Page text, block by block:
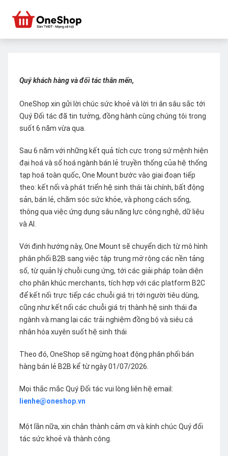
Quý khách hàng và đối tác thân mến,
OneShop xin gửi lời chúc sức khoẻ và lời tri ân sâu sắc tới
Quý Đối tác đã tin tưởng, đồng hành cùng chúng tôi trong
suốt 6 năm vừa qua.
Sau 6 năm với những kết quả tích cực trong sứ mệnh hiện
đại hoá và số hoá ngành bán lẻ truyền thống của hệ thống
tạp hoá toàn quốc, One Mount bước vào giai đoạn tiếp
theo: kết nối và phát triển hệ sinh thái tài chính, bất động
sản, bán lẻ, chăm sóc sức khỏe, và phong cách sống,
thông qua việc ứng dụng sâu năng lực công nghệ, dữ liệu
và AI.
Với định hướng này, One Mount sẽ chuyển dịch từ mô hình
phân phối B2B sang việc tập trung mở rộng các nền tảng
số, từ quản lý chuỗi cung ứng, tới các giải pháp toàn diện
cho phân khúc merchants, tích hợp với các platform B2C
để kết nối trực tiếp các chuỗi giá trị tới người tiêu dùng,
cũng như kết nối các chuỗi giá trị thành hệ sinh thái đa
ngành và mang lại các trải nghiệm đồng bộ và siêu cá
nhân hóa xuyên suốt hệ sinh thái
Theo đó, OneShop sẽ ngừng hoạt động phân phối bán
hàng bán lẻ B2B kể từ ngày 01/07/2026.
Mọi thắc mắc Quý Đối tác vui lòng liên hệ email:
lienhe@oneshop.vn
Một lần nữa, xin chân thành cảm ơn và kính chúc Quý đối
tác sức khoẻ và thành công.